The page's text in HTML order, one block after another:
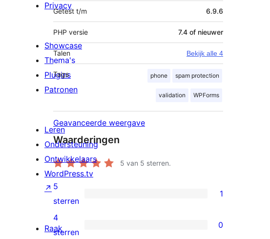
Getest t/m 6.9.6
PHP versie 7.4 of nieuwer
Talen Bekijk alle 4
Tags phone spam protection
validation WPForms
Geavanceerde weergave
Waarderingen
5 van 5 sterren.
1
5
ster
5
sterren
1
0
4
sterren
0
Privacy
Showcase
Thema's
Plugins
Patronen
Leren
Ondersteuning
Ontwikkelaars
WordPress.tv
↗
Raak